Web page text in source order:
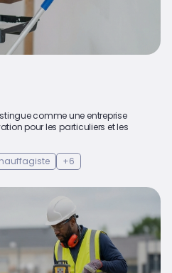
comme une entreprise
pour les particuliers et les
+6